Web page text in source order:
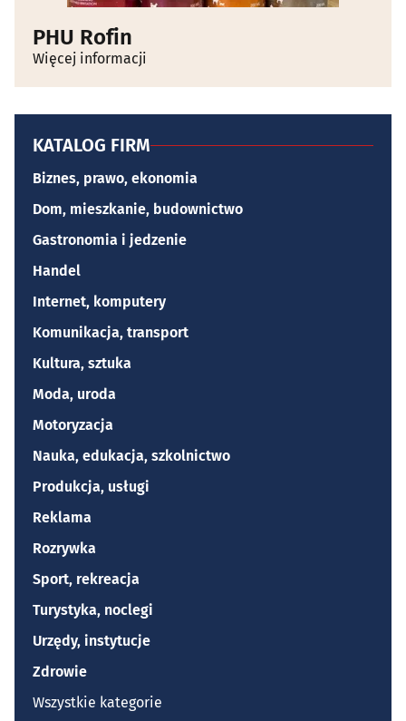
PHU Rofin
Więcej informacji
KATALOG FIRM
Biznes, prawo, ekonomia
Dom, mieszkanie, budownictwo
Gastronomia i jedzenie
Handel
Internet, komputery
Komunikacja, transport
Kultura, sztuka
Moda, uroda
Motoryzacja
Nauka, edukacja, szkolnictwo
Produkcja, usługi
Reklama
Rozrywka
Sport, rekreacja
Turystyka, noclegi
Urzędy, instytucje
Zdrowie
Wszystkie kategorie